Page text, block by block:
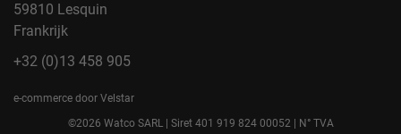
59810 Lesquin
Frankrijk
+32 (0)13 458 905
e-commerce door Velstar
©2026 Watco SARL | Siret 401 919 824 00052 | N° TVA